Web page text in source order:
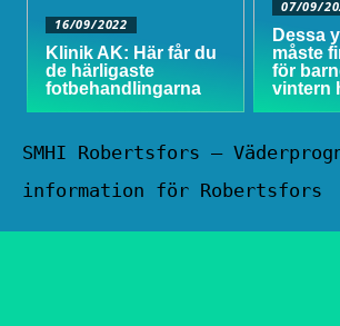
16/09/2022
Klinik AK: Här får du
de härligaste
fotbehandlingarna
07/09/
Dessa
måste
för
vintern
SMHI Robertsfors –
information för Robertsfors